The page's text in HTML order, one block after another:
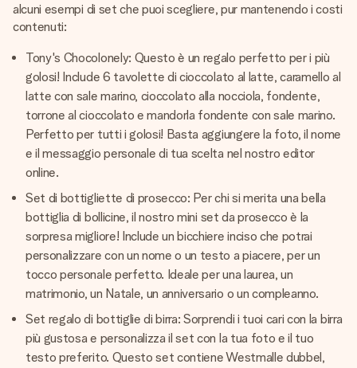
alcuni esempi di set che puoi scegliere, pur mantenendo i costi
contenuti:
Tony's Chocolonely: Questo è un regalo perfetto per i più
golosi! Include 6 tavolette di cioccolato al latte, caramello al
latte con sale marino, cioccolato alla nocciola, fondente,
torrone al cioccolato e mandorla fondente con sale marino.
Perfetto per tutti i golosi! Basta aggiungere la foto, il nome
e il messaggio personale di tua scelta nel nostro editor
online.
Set di bottigliette di prosecco: Per chi si merita una bella
bottiglia di bollicine, il nostro mini set da prosecco è la
sorpresa migliore! Include un bicchiere inciso che potrai
personalizzare con un nome o un testo a piacere, per un
tocco personale perfetto. Ideale per una laurea, un
matrimonio, un Natale, un anniversario o un compleanno.
Set regalo di bottiglie di birra: Sorprendi i tuoi cari con la birra
più gustosa e personalizza il set con la tua foto e il tuo
testo preferito. Questo set contiene Westmalle dubbel,